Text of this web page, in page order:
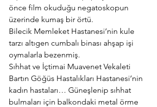
önce film okuduğu negatoskopun
üzerinde kumaş bir örtü.
Bilecik Memleket Hastanesi’nin kule
tarzı altıgen cumbalı binası ahşap işi
oymalarla bezenmiş.
Sıhhat ve İçtimai Muavenet Vekaleti
Bartın Göğüs Hastalıkları Hastanesi’nin
kadın hastaları… Güneşlenip sıhhat
bulmaları için balkondaki metal örme